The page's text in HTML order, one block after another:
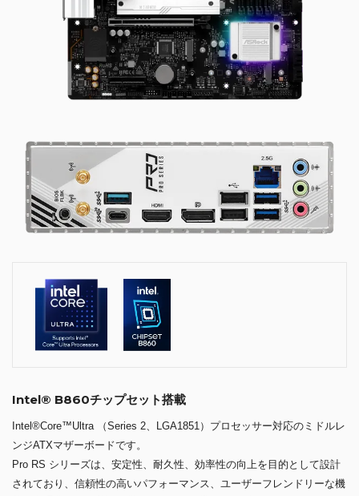
Intel® B860チップセット搭載
Intel®Core™Ultra （Series 2、LGA1851）プロセッサー対応のミドルレ
ンジATXマザーボードです。
Pro RS シリーズは、安定性、耐久性、効率性の向上を目的として設計
されており、信頼性の高いパフォーマンス、ユーザーフレンドリーな機